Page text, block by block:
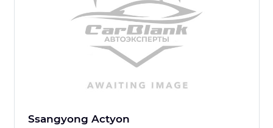
Ssangyong Actyon